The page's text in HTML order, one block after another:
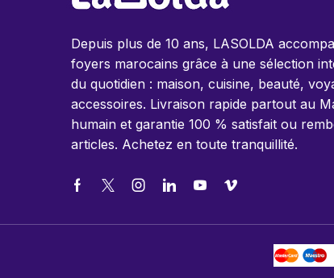
Depuis plus de 10 ans, LASOLDA
foyers marocains grâce à une sélection
du quotidien : maison, cuisine, beauté,
accessoires. Livraison rapide partout au
humain et garantie 100 % satisfait ou
articles. Achetez en toute tranquillité.